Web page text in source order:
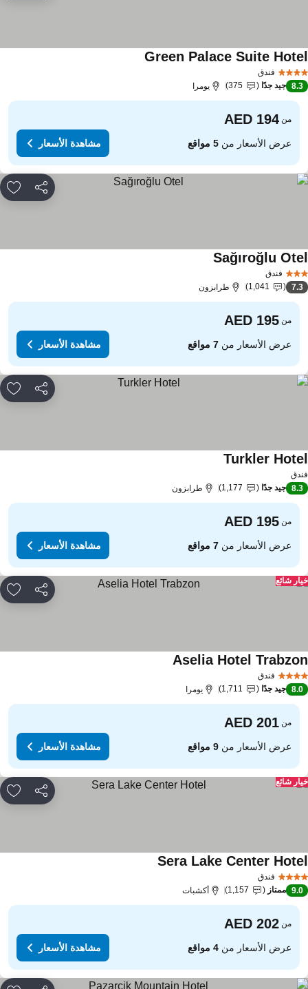
فندق
Green Palace Suiteمشاهدة الأسعار
8.3 جيد جدًا 375 يومرا
من
عرض الأسعار من5 مواقع مشاهدة الأسعار
مشاركة
فندق
Sağıroğluمشاهدة الأسعار
7.3
1,041 طرابزون
من
عرض الأسعار من7 مواقع مشاهدة الأسعار
مشاركة
Turklerمشاهدة الأسعار
8.3 جيد جدًا 1,177 طرابزون
من
عرض الأسعار من7 مواقع مشاهدة الأسعار
مشاركة
شائع
فندق
Aselia Hotel مشاهدة الأسعار
8.0 جيد جدًا 1,711 يومرا
من
عرض الأسعار من9 مواقع مشاهدة الأسعار
مشاركة
شائع
فندق
Sera Lake Centerمشاهدة الأسعار
9.0 ممتاز 1,157 أكشبات
من
عرض الأسعار من4 مواقع مشاهدة الأسعار